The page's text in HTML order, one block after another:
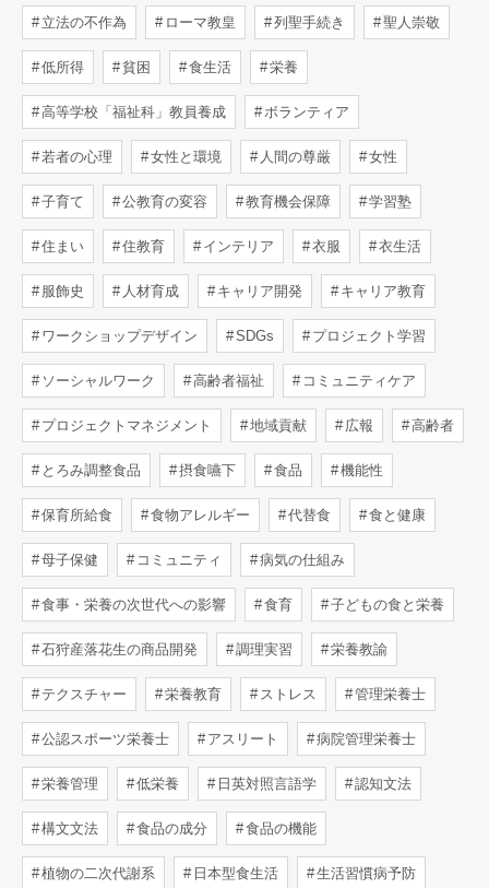
立法の不作為 ローマ教皇 列聖手続き 聖人崇敬
低所得 貧困 食生活 栄養
高等学校「福祉科」教員養成 ボランティア
若者の心理 女性と環境 人間の尊厳 女性
子育て 公教育の変容 教育機会保障 学習塾
住まい 住教育 インテリア 衣服 衣生活
服飾史 人材育成 キャリア開発 キャリア教育
ワークショップデザイン SDGs プロジェクト学習
ソーシャルワーク 高齢者福祉 コミュニティケア
プロジェクトマネジメント 地域貢献 広報 高齢者
とろみ調整食品 摂食嚥下 食品 機能性
保育所給食 食物アレルギー 代替食 食と健康
母子保健 コミュニティ 病気の仕組み
食事・栄養の次世代への影響 食育 子どもの食と栄養
石狩産落花生の商品開発 調理実習 栄養教諭
テクスチャー 栄養教育 ストレス 管理栄養士
公認スポーツ栄養士 アスリート 病院管理栄養士
栄養管理 低栄養 日英対照言語学 認知文法
構文文法 食品の成分 食品の機能
植物の二次代謝系 日本型食生活 生活習慣病予防